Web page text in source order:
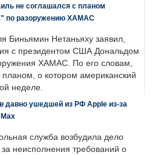
не соглашался с планом
по разоружению ХАМАС
Биньямин Нетаньяху заявил,
с президентом США Дональдом
ХАМАС. По его словам,
о котором американский
неделе.
давно ушедшей из РФ Apple из-за
служба возбудила дело
неисполнения требований о